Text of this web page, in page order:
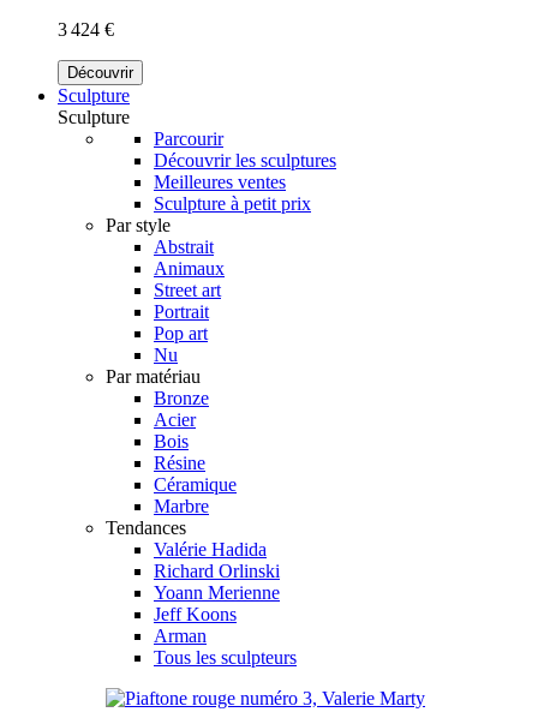
3 424 €
Découvrir
Sculpture
Sculpture
Parcourir
Découvrir les sculptures
Meilleures ventes
Sculpture à petit prix
Par style
Abstrait
Animaux
Street art
Portrait
Pop art
Nu
Par matériau
Bronze
Acier
Bois
Résine
Céramique
Marbre
Tendances
Valérie Hadida
Richard Orlinski
Yoann Merienne
Jeff Koons
Arman
Tous les sculpteurs